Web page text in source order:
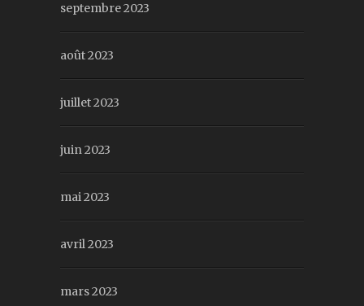
septembre 2023
août 2023
juillet 2023
juin 2023
mai 2023
avril 2023
mars 2023